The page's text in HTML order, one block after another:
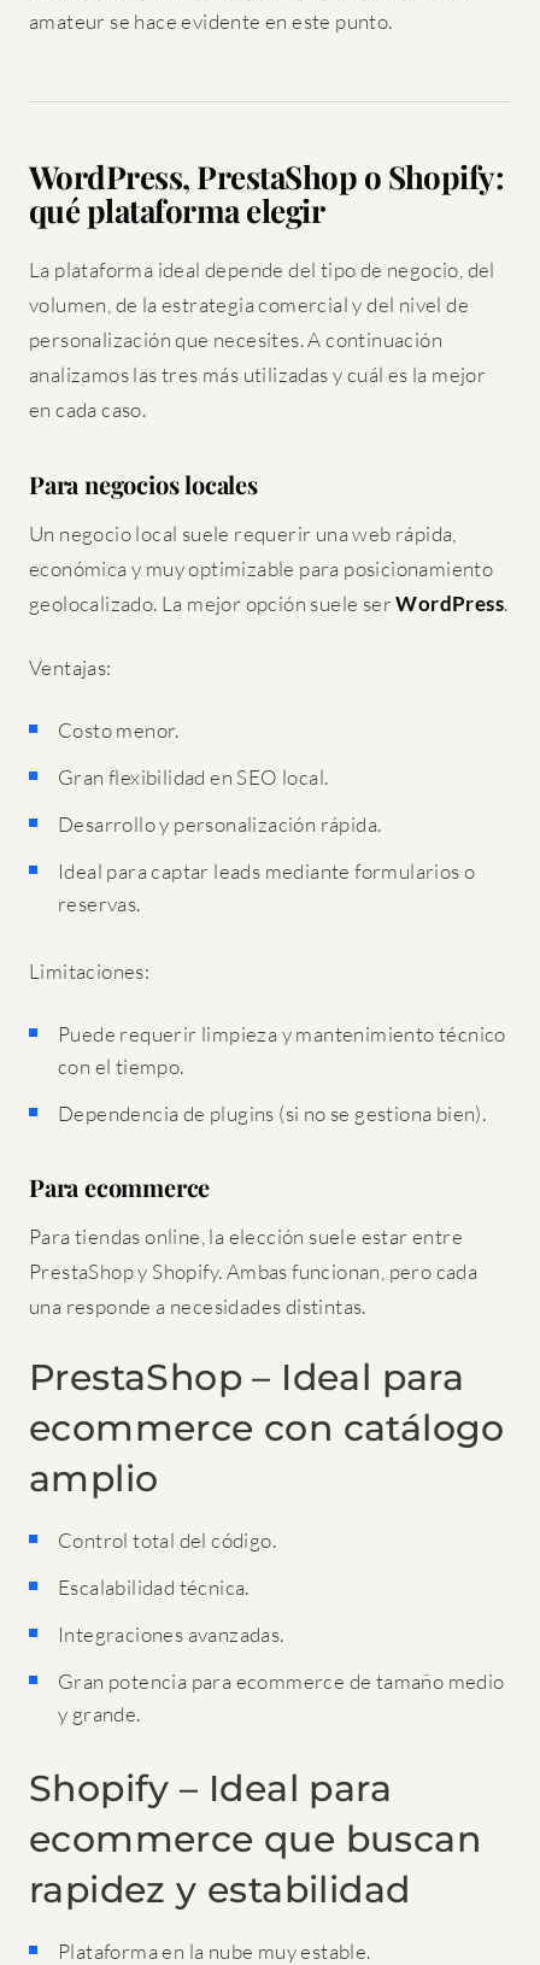
amateur se hace evidente en este punto.
WordPress, PrestaShop o Shopify:
qué plataforma elegir
La plataforma ideal depende del tipo de negocio, del
volumen, de la estrategia comercial y del nivel de
personalización que necesites. A continuación
analizamos las tres más utilizadas y cuál es la mejor
en cada caso.
Para negocios locales
Un negocio local suele requerir una web rápida,
económica y muy optimizable para posicionamiento
geolocalizado. La mejor opción suele serWordPress.
Ventajas:
Costo menor.
Gran flexibilidad en SEO local.
Desarrollo y personalización rápida.
Ideal para captar leads mediante formularios o
reservas.
Limitaciones:
Puede requerir limpieza y mantenimiento técnico
con el tiempo.
Dependencia de plugins (si no se gestiona bien).
Para ecommerce
Para tiendas online, la elección suele estar entre
PrestaShop y Shopify. Ambas funcionan, pero cada
una responde a necesidades distintas.
PrestaShop – Ideal para
ecommerce con catálogo
amplio
Control total del código.
Escalabilidad técnica.
Integraciones avanzadas.
Gran potencia para ecommerce de tamaño medio
y grande.
Shopify – Ideal para
ecommerce que buscan
rapidez y estabilidad
Plataforma en la nube muy estable.